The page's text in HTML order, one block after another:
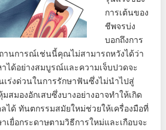
การเต้นของ
ชีพจรบ่ง
บอกถึงการ
านการณ์เช่นนี้คุณไม่สามารถหวังได้ว่า
ได้อย่างสมบูรณ์และความเจ็บปวดจะ
เร่งด่วนในการรักษาฟันซึ่งไม่นำไปสู่
สมองอักเสบซึ่งบางอย่างอาจทำให้เกิด
ได้ ทันตกรรมสมัยใหม่ช่วยให้เครื่องมือที่
ยื่อกระดาษตามวิธีการใหม่และเกือบจะ